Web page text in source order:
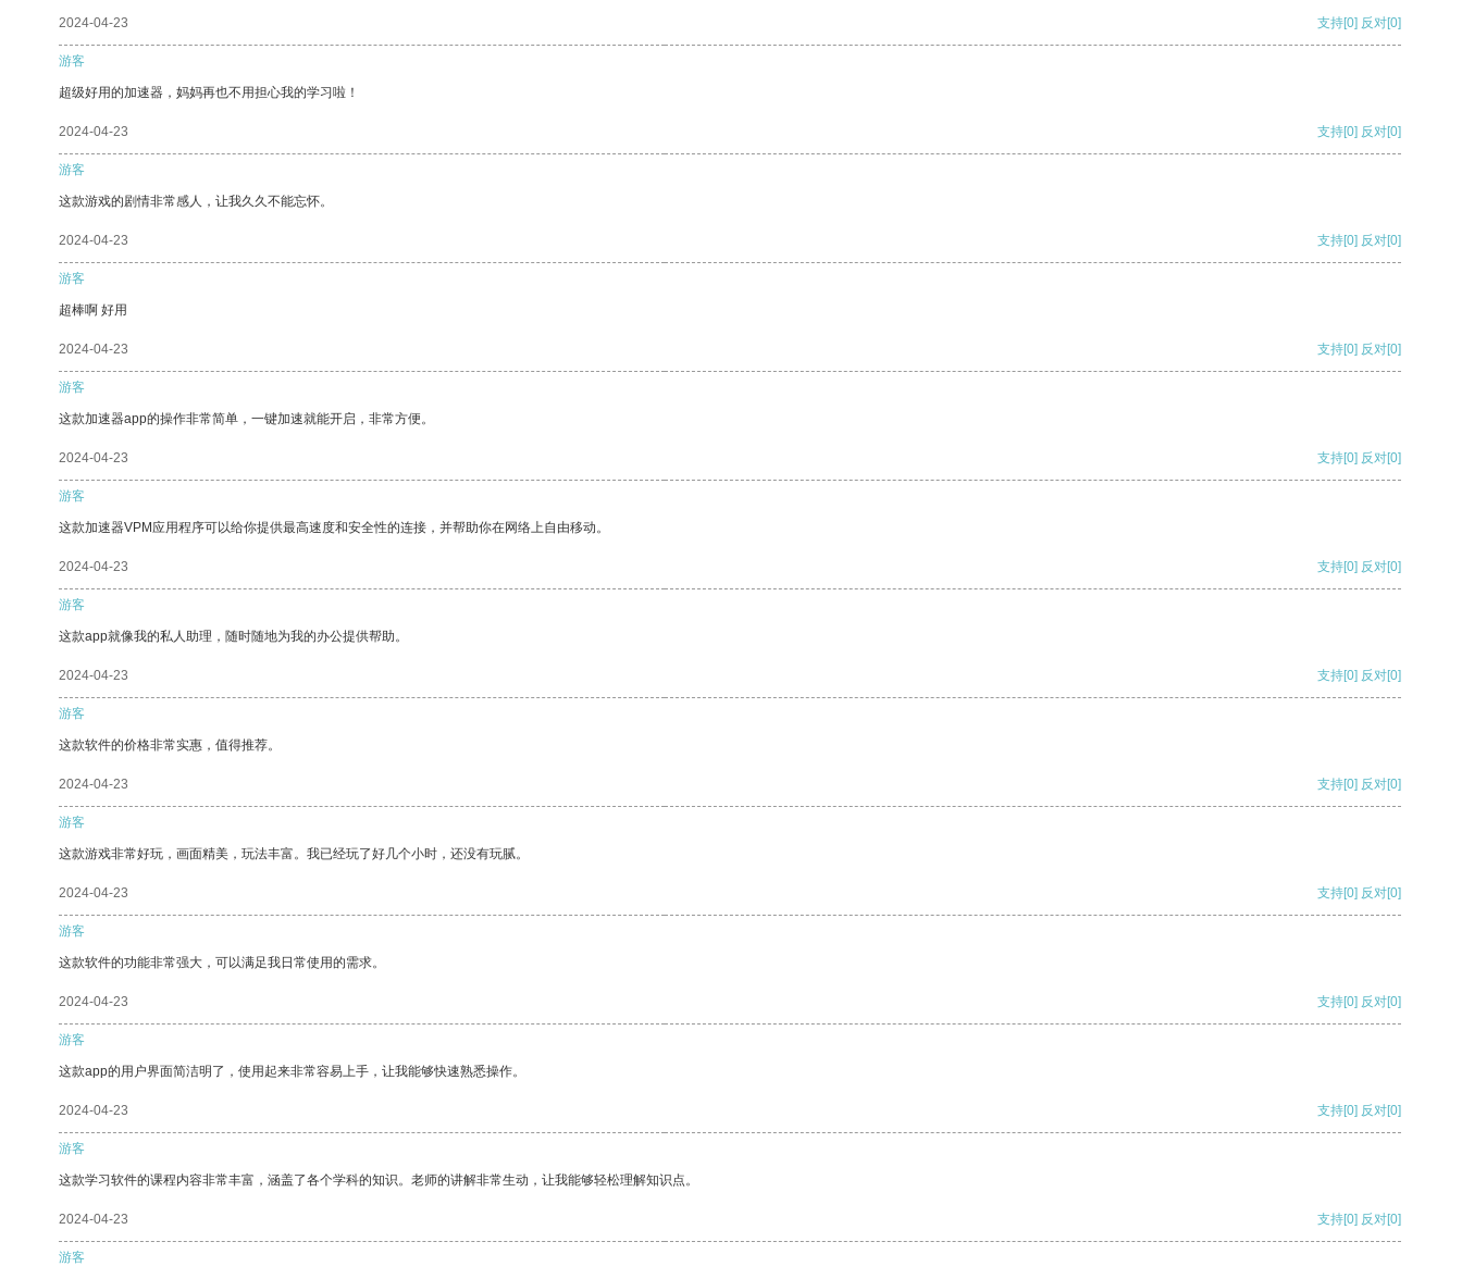
2024-04-23 支持[0] 反对[0]
游客
超级好用的加速器，妈妈再也不用担心我的学习啦！
2024-04-23 支持[0] 反对[0]
游客
这款游戏的剧情非常感人，让我久久不能忘怀。
2024-04-23 支持[0] 反对[0]
游客
超棒啊 好用
2024-04-23 支持[0] 反对[0]
游客
这款加速器app的操作非常简单，一键加速就能开启，非常方便。
2024-04-23 支持[0] 反对[0]
游客
这款加速器VPM应用程序可以给你提供最高速度和安全性的连接，并帮助你在网络上自由移动。
2024-04-23 支持[0] 反对[0]
游客
这款app就像我的私人助理，随时随地为我的办公提供帮助。
2024-04-23 支持[0] 反对[0]
游客
这款软件的价格非常实惠，值得推荐。
2024-04-23 支持[0] 反对[0]
游客
这款游戏非常好玩，画面精美，玩法丰富。我已经玩了好几个小时，还没有玩腻。
2024-04-23 支持[0] 反对[0]
游客
这款软件的功能非常强大，可以满足我日常使用的需求。
2024-04-23 支持[0] 反对[0]
游客
这款app的用户界面简洁明了，使用起来非常容易上手，让我能够快速熟悉操作。
2024-04-23 支持[0] 反对[0]
游客
这款学习软件的课程内容非常丰富，涵盖了各个学科的知识。老师的讲解非常生动，让我能够轻松理解知识点。
2024-04-23 支持[0] 反对[0]
游客